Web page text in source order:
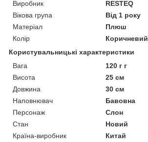
Виробник
RESTEQ
Вікова група
Від 1 року
Матеріал
Плюш
Колір
Коричневий
Користувальницькі характеристики
Вага
120 г г
Висота
25 см
Довжина
30 см
Наповнювач
Бавовна
Персонаж
Слон
Стан
Новий
Країна-виробник
Китай